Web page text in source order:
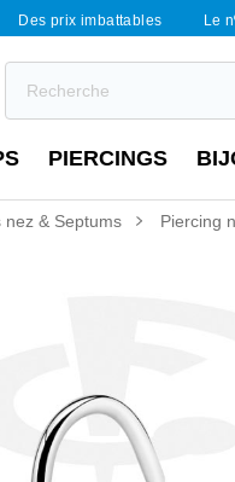
Des prix imbattables Le
PIERCINGS
nez & Septums Piercing